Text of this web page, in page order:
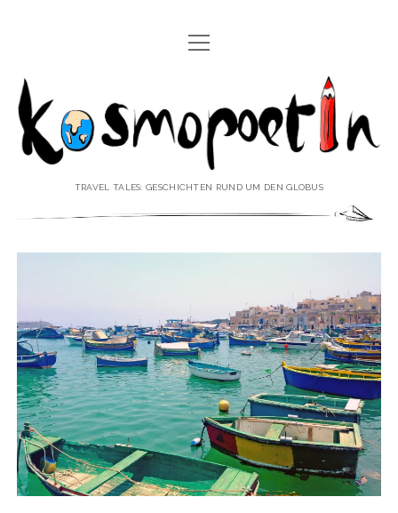
REISEREPORTAGEN
REISEPOESIE
REISEKOLUMNEN
REISESPECIALS
♥ ÜBER DEN REISEBLOG Menü
öffnen
IMPRESSUM
DATENSCHUTZERKLÄRUNG
♥ ÜBER DIE AUTORIN Menü
öffnen
VITA
PRESSE & MEDIEN
MEDIADATEN
twitterfacebook
pinterestyoutubeinstagram
Menü
öffnen
Kosmopoetin
TRAVEL TALES: GESCHICHTEN RUND UM DEN GLOBUS